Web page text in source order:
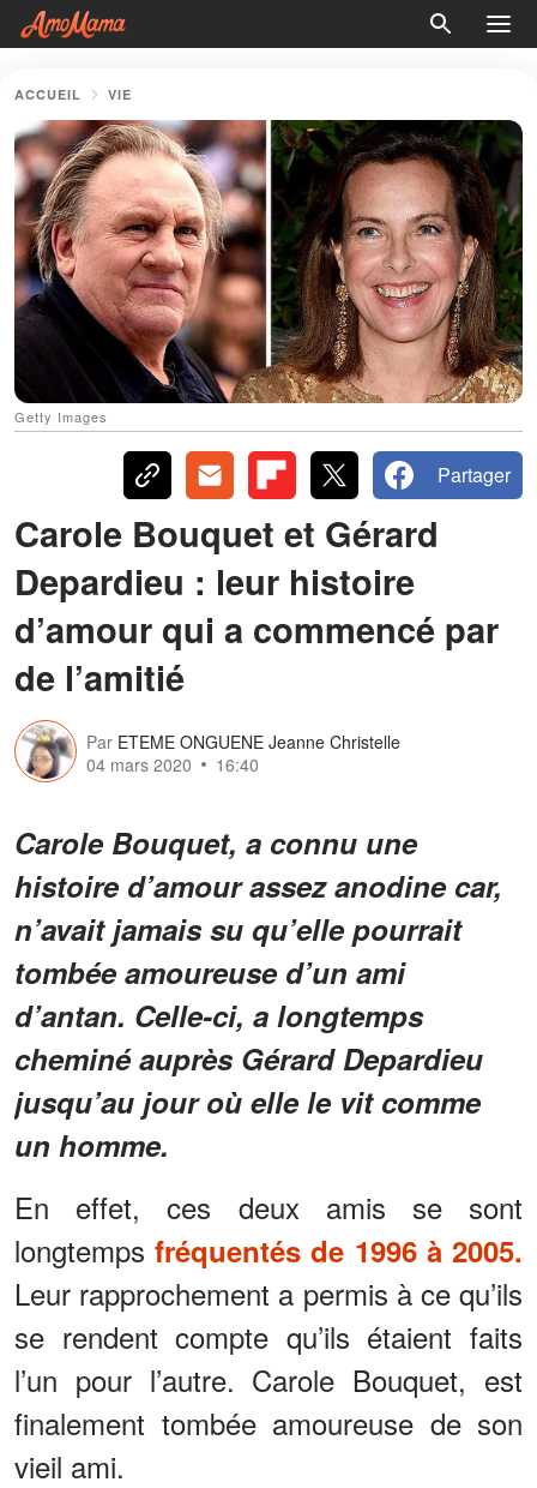
ACCUEIL VIE
Getty Images
Partager
Carole Bouquet et Gérard
Depardieu : leur histoire
d’amour qui a commencé par
de l’amitié
Par ETEME ONGUENE Jeanne Christelle
04 mars 2020
16:40
Carole Bouquet, a connu une
histoire d’amour assez anodine car,
n’avait jamais su qu’elle pourrait
tombée amoureuse d’un ami
d’antan. Celle-ci, a longtemps
cheminé auprès Gérard Depardieu
jusqu’au jour où elle le vit comme
un homme.
En effet, ces deux amis se sont
longtempsfréquentés de 1996 à 2005.
Leur rapprochement a permis à ce qu’ils
se rendent compte qu’ils étaient faits
l’un pour l’autre. Carole Bouquet, est
finalement tombée amoureuse de son
vieil ami.